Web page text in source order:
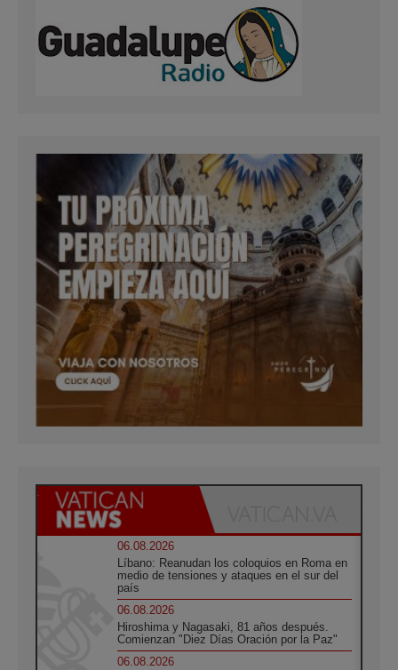
06.08.2026
Líbano: Reanudan los coloquios en Roma en
medio de tensiones y ataques en el sur del
país
06.08.2026
Hiroshima y Nagasaki, 81 años después.
Comienzan "Diez Días Oración por la Paz"
06.08.2026